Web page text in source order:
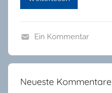
l
Ein Kommentar
Neueste Kommentare